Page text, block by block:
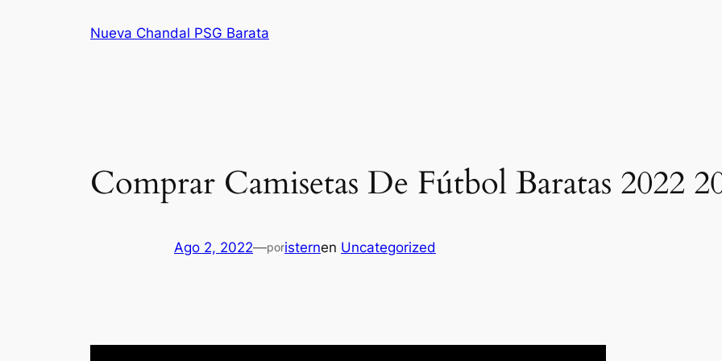
Nueva Chandal PSG Barata
Comprar Camisetas De Fútbol Baratas 2022
Ago 2, 2022—poristernen Uncategorized